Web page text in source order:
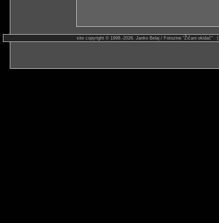
site copyright © 1998.-2026. Janko Belaj / Fotozine "Žičani okidač"